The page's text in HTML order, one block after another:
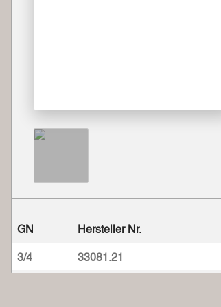
GN Hersteller Nr.
3/4
33081.21